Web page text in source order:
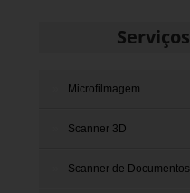
Serviços
Microfilmagem
Scanner 3D
Scanner de Documentos